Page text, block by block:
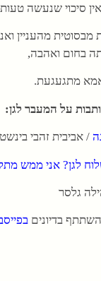
סיכוי שנעשה
מבסוטית מהעניין
בחום ואהבה,
מתגעגעת.
על המעבר לגן:
/ אביבית זהבי
לגן? אני ממש
גלסר
בדיונים